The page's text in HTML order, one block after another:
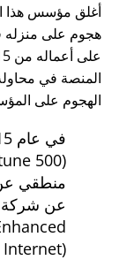
هجوم على منزله
المنصة في
الهجوم على
في عام 2015، تخلت بنك الاستثمار الهولندي
عن شركة
Internet)